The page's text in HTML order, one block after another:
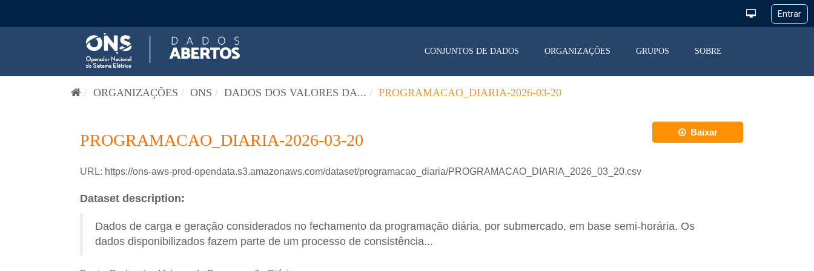
CONJUNTOS DE DADOS ORGANIZAÇÕES GRUPOS SOBRE
ORGANIZAÇÕES ONS DADOS DOS VALORES DA... PROGRAMACAO_DIARIA-2026-03-20
Baixar
PROGRAMACAO_DIARIA-2026-03-20
URL: https://ons-aws-prod-opendata.s3.amazonaws.com/dataset/programacao_diaria/PROGRAMACAO_DIARIA_2026_03_20.csv
Dataset description:
Dados de carga e geração considerados no fechamento da programação diária, por submercado, em base semi-horária. Os
dados disponibilizados fazem parte de um processo de consistência...